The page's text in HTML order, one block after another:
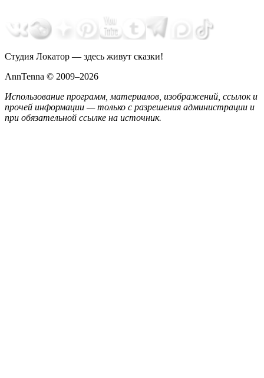
Студия Локатор — здесь живут сказки!
AnnTenna © 2009–2026
Использование программ, материалов, изображений, ссылок и
прочей информации — только с разрешения администрации и
при обязательной ссылке на источник.